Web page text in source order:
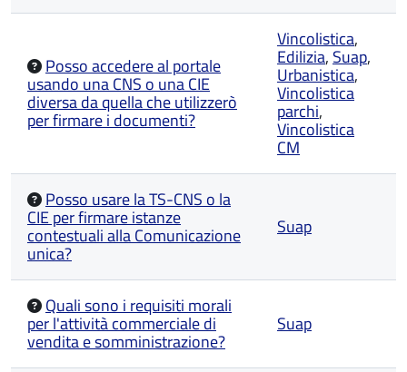
Posso accedere al portale
usando una CNS o una CIE
diversa da quella che utilizzerò
per firmare i documenti?
Vincolistica,
Edilizia, Suap,
Urbanistica,
Vincolistica
parchi,
Vincolistica
CM
Posso usare la TS-CNS o la
CIE per firmare istanze
contestuali alla Comunicazione
unica?
Suap
Quali sono i requisiti morali
per l'attività commerciale di
vendita e somministrazione?
Suap